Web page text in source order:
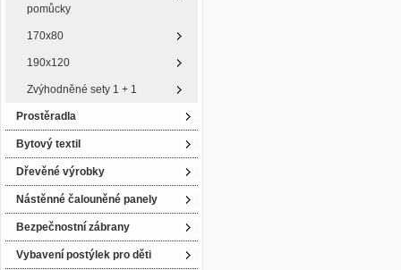
pomůcky
170x80
190x120
Zvýhodněné sety 1 + 1
Prostěradla
Bytový textil
Dřevěné výrobky
Nástěnné čalouněné panely
Bezpečnostní zábrany
Vybavení postýlek pro děti